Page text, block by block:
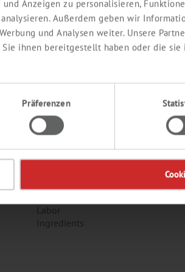
Anzeigen zu personalisieren,
Außerdem geben wir
und Analysen weiter. Unsere
ihnen bereitgestellt haben oder die
Präferenzen
KONTAKT
Labor
Ingredients